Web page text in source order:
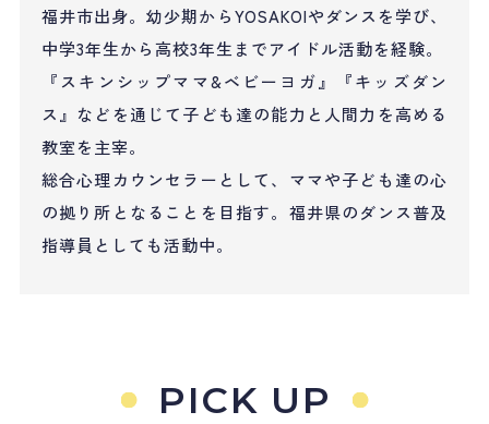
福井市出身。幼少期からYOSAKOIやダンスを学び、
中学3年生から高校3年生までアイドル活動を経験。
『スキンシップママ&ベビーヨガ』『キッズダン
ス』などを通じて子ども達の能力と人間力を高める
教室を主宰。
総合心理カウンセラーとして、ママや子ども達の心
の拠り所となることを目指す。福井県のダンス普及
指導員としても活動中。
PICK UP